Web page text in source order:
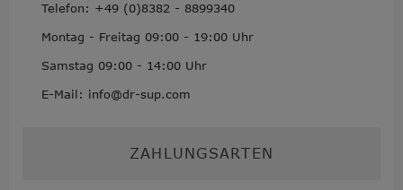
Telefon: +49 (0)8382 - 8899340
Montag - Freitag 09:00 - 19:00 Uhr
Samstag 09:00 - 14:00 Uhr
E-Mail: info@dr-sup.com
ZAHLUNGSARTEN